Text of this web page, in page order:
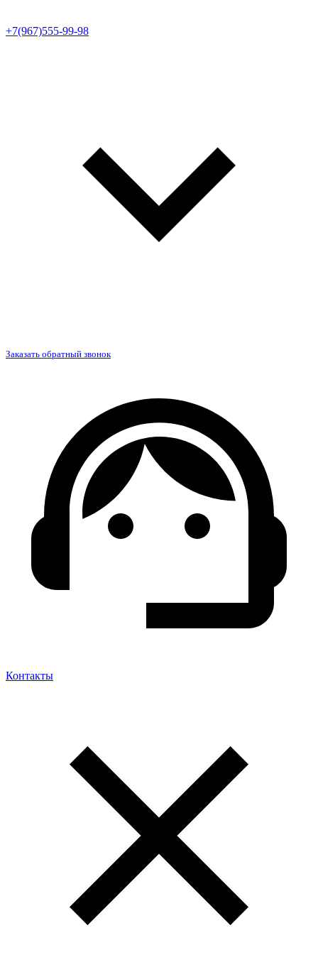
+7(967)555-99-98
Заказать обратный звонок
Контакты